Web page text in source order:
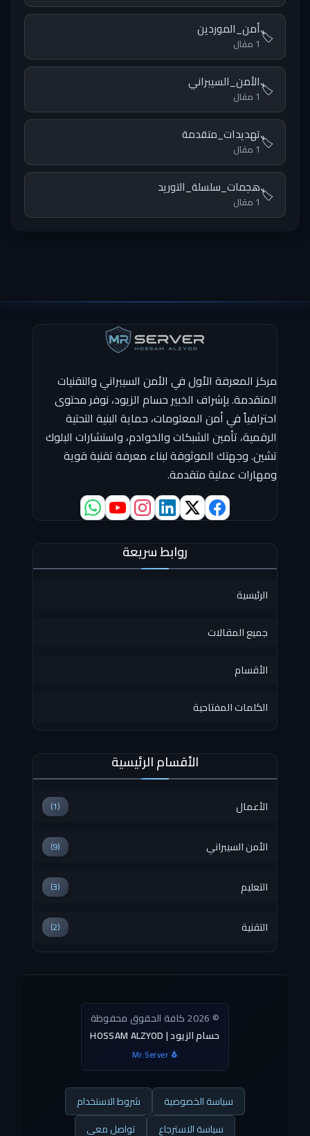
🏷️أمن_الموردين
1 مقال
🏷️الأمن_السيبراني
1 مقال
🏷️تهديدات_متقدمة
1 مقال
🏷️هجمات_سلسلة_التوريد
1 مقال
مركز المعرفة الأول في الأمن السيبراني والتقنيات
المتقدمة. بإشراف الخبير حسام الزيود، نوفر محتوى
احترافياً في أمن المعلومات، حماية البنية التحتية
الرقمية، تأمين الشبكات والخوادم، واستشارات البلوك
تشين. وجهتك الموثوقة لبناء معرفة تقنية قوية
ومهارات عملية متقدمة.
روابط سريعة
الرئيسية
جميع المقالات
الأقسام
الكلمات المفتاحية
الأقسام الرئيسية
الأعمال (1)
الأمن السيبراني (9)
التعليم (3)
التقنية (2)
© 2026 كافة الحقوق محفوظة
HOSSAM ALZYOD | حسام الزيود
Mr.Server 🐧
سياسة الخصوصية
شروط الاستخدام
سياسة الاسترجاع
تواصل معي